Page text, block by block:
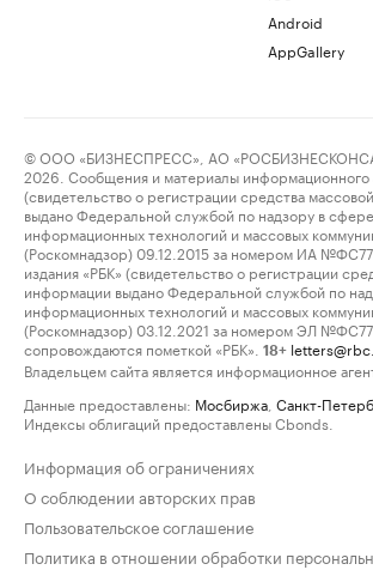
Android
AppGallery
© ООО «БИЗНЕСПРЕСС», АО
2026. Сообщения и материалы информационного
(свидетельство о регистрации средства
выдано Федеральной службой по надзору в сфере
информационных технологий и массовых
(Роскомнадзор) 09.12.2015 за номером ИА
издания «РБК» (свидетельство о регистрации
информации выдано Федеральной службой по
информационных технологий и массовых
(Роскомнадзор) 03.12.2021 за номером ЭЛ
сопровождаются пометкой «РБК».
18+
Владельцем сайта является информационное
Данные предоставлены: Мосбиржа Санкт-
Индексы облигаций предоставлены Cbonds.
Информация об ограничениях
О соблюдении авторских прав
Пользовательское соглашение
Политика в отношении обработки